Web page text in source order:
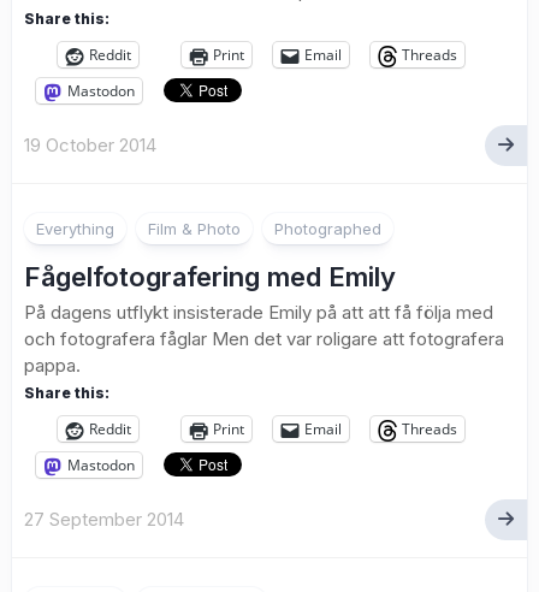
Share this:
Reddit Print Email
Threads
Mastodon
19 October 2014
Everything Film & Photo Photographed
Fågelfotografering med Emily
På dagens utflykt insisterade Emily på att att få följa med
och fotografera fåglar Men det var roligare att fotografera
pappa.
Share this:
Reddit Print Email
Threads
Mastodon
27 September 2014